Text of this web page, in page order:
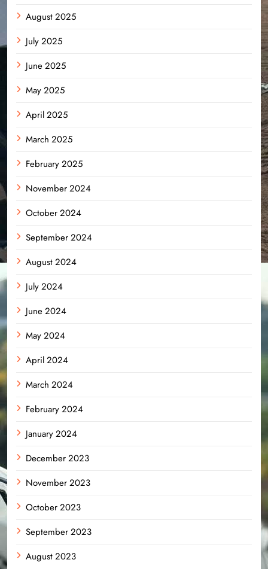
August 2025
July 2025
June 2025
May 2025
April 2025
March 2025
February 2025
November 2024
October 2024
September 2024
August 2024
July 2024
June 2024
May 2024
April 2024
March 2024
February 2024
January 2024
December 2023
November 2023
October 2023
September 2023
August 2023